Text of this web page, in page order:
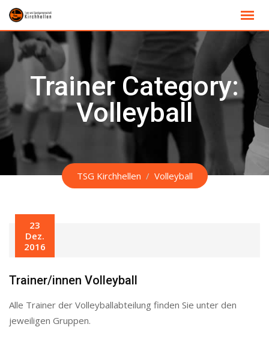
Skip
content
Trainer Category:
Volleyball
TSG Kirchhellen / Volleyball
23
Dez.
2016
Trainer/innen Volleyball
Alle Trainer der Volleyballabteilung finden Sie unter den
jeweiligen Gruppen.